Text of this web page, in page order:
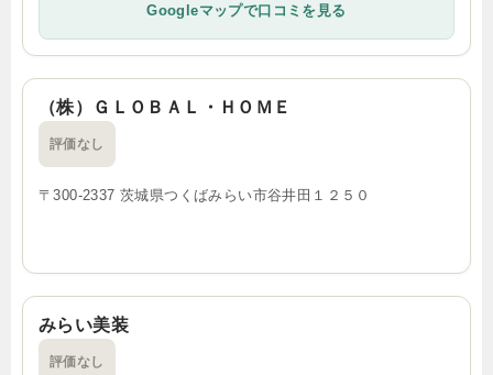
Googleマップで口コミを見る
（株）ＧＬＯＢＡＬ・ＨＯＭＥ
評価なし
〒300-2337 茨城県つくばみらい市谷井田１２５０
みらい美装
評価なし